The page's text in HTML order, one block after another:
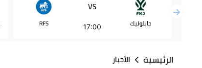
جابلونيك
VS
17:00
RFS
الرئيسية الأخبار